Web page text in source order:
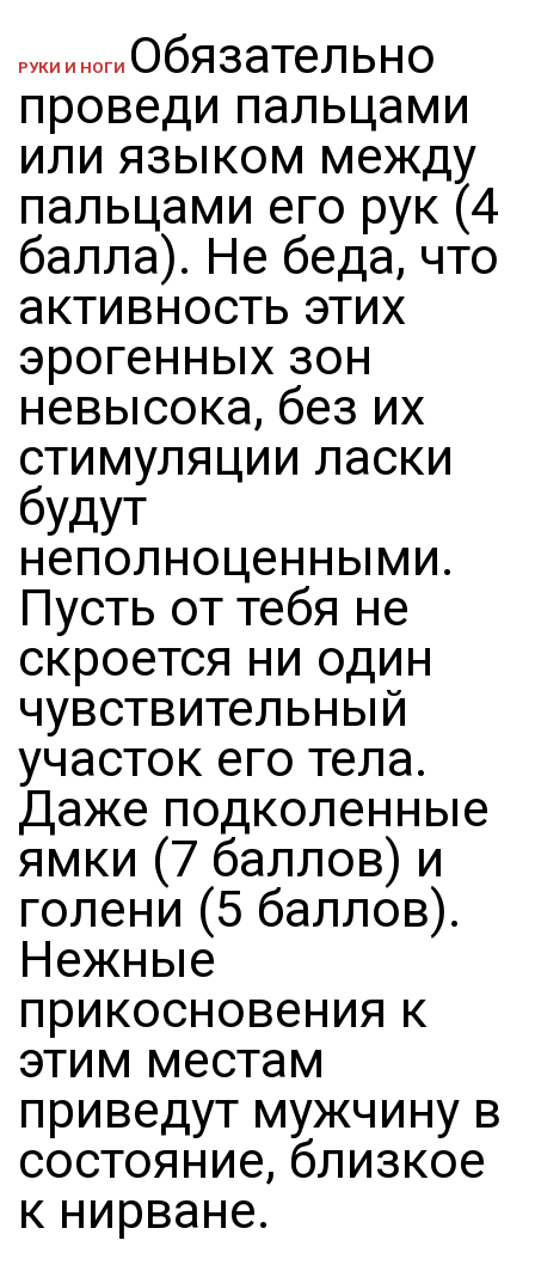
РУКИ И НОГИ Обязательно
проведи пальцами
или языком между
пальцами его рук (4
балла). Не беда, что
активность этих
эрогенных зон
невысока, без их
стимуляции ласки
будут
неполноценными.
Пусть от тебя не
скроется ни один
чувствительный
участок его тела.
Даже подколенные
ямки (7 баллов) и
голени (5 баллов).
Нежные
прикосновения к
этим местам
приведут мужчину в
состояние, близкое
к нирване.